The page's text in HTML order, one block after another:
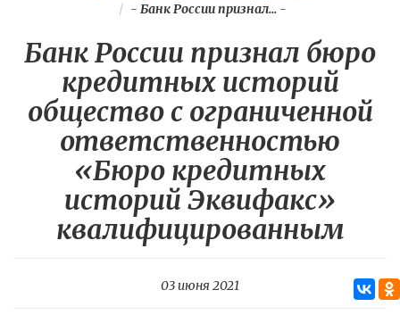
- Банк России признал...-
Банк России признал бюро
кредитных историй
общество с ограниченной
ответственностью
«Бюро кредитных
историй Эквифакс»
квалифицированным
03 июня 2021